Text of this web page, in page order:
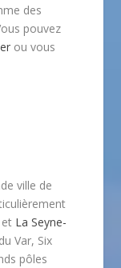
des
pouvez
ou vous
ville de
et La Seyne-
Var, Six
pôles